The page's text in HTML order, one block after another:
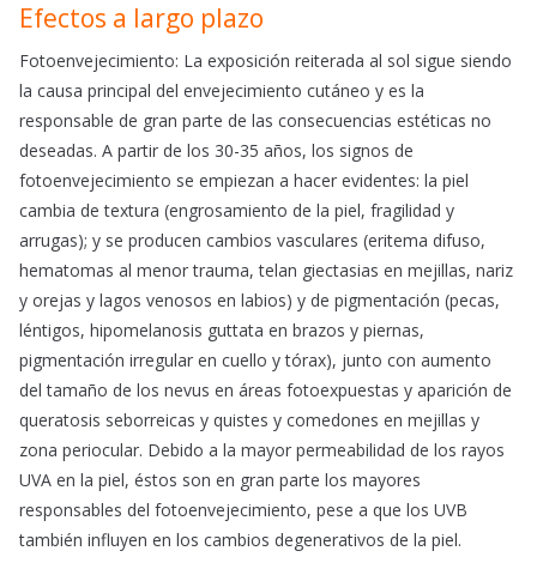
Efectos a largo plazo
Fotoenvejecimiento: La exposición reiterada al sol sigue siendo
la causa principal del envejecimiento cutáneo y es la
responsable de gran parte de las consecuencias estéticas no
deseadas. A partir de los 30-35 años, los signos de
fotoenvejecimiento se empiezan a hacer evidentes: la piel
cambia de textura (engrosamiento de la piel, fragilidad y
arrugas); y se producen cambios vasculares (eritema difuso,
hematomas al menor trauma, telan giectasias en mejillas, nariz
y orejas y lagos venosos en labios) y de pigmentación (pecas,
léntigos, hipomelanosis guttata en brazos y piernas,
pigmentación irregular en cuello y tórax), junto con aumento
del tamaño de los nevus en áreas fotoexpuestas y aparición de
queratosis seborreicas y quistes y comedones en mejillas y
zona periocular. Debido a la mayor permeabilidad de los rayos
UVA en la piel, éstos son en gran parte los mayores
responsables del fotoenvejecimiento, pese a que los UVB
también influyen en los cambios degenerativos de la piel.